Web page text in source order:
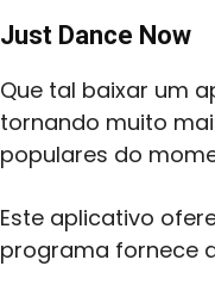
Just Dance Now
Que tal baixar um
tornando muito
populares do
Este aplicativo
programa fornece